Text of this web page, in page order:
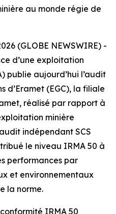
au monde régie de
(GLOBE NEWSWIRE) -
d’une exploitation
publie aujourd’hui l’audit
d’Eramet (EGC), la filiale
réalisé par rapport à
minière
indépendant SCS
le niveau IRMA 50 à
performances par
et environnementaux
la norme.
IRMA 50